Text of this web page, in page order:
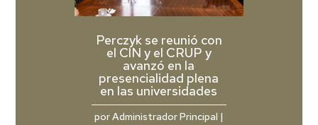
Perczyk se reunió con
el CIN y el CRUP y
avanzó en la
presencialidad plena
en las universidades
porAdministrador Principal |